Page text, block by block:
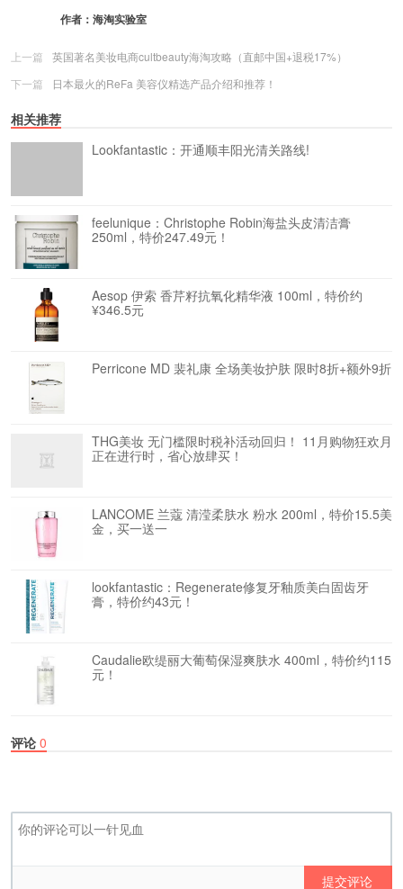
作者： 海淘实验室
上一篇
英国著名美妆电商cultbeauty海淘攻略（直邮中国+退税17%）
下一篇
日本最火的ReFa 美容仪精选产品介绍和推荐！
相关推荐
Lookfantastic：开通顺丰阳光清关路线!
feelunique：Christophe Robin海盐头皮清洁膏
250ml，特价247.49元！
Aesop 伊索 香芹籽抗氧化精华液 100ml，特价约
¥346.5元
Perricone MD 裴礼康 全场美妆护肤 限时8折+额外9折
THG美妆 无门槛限时税补活动回归！ 11月购物狂欢月
正在进行时，省心放肆买！
LANCOME 兰蔻 清滢柔肤水 粉水 200ml，特价15.5美
金，买一送一
lookfantastic：Regenerate修复牙釉质美白固齿牙
膏，特价约43元！
Caudalie欧缇丽大葡萄保湿爽肤水 400ml，特价约115
元！
评论 0
提交评论